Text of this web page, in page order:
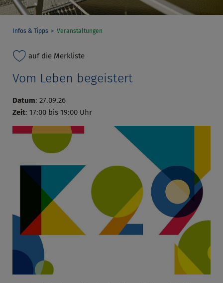
Infos & Tipps Veranstaltungen
auf die Merkliste
Vom Leben begeistert
Datum: 27.09.26
Zeit: 17:00 bis 19:00 Uhr